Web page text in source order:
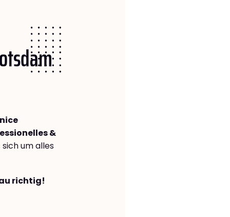
&
sich um alles
richtig!